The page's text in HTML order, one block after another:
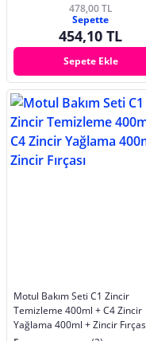
478,00 TL
Sepette
454,10 TL
Sepete Ekle
Motul Bakım Seti C1 Zincir
Temizleme 400ml + C4 Zincir
Yağlama 400ml + Zincir